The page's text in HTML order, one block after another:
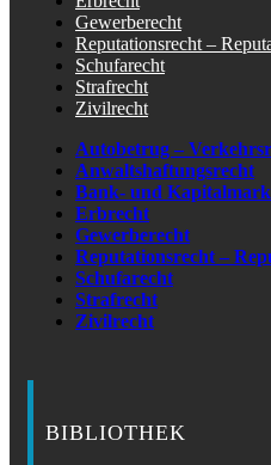
Gewerberecht
Reputationsrecht –
Schufarecht
Strafrecht
Zivilrecht
Autobetrug –
Anwaltshaftungsrecht
Bank- und
Erbrecht
Gewerberecht
Reputationsrecht –
Schufarecht
Strafrecht
Zivilrecht
BIBLIOTHEK